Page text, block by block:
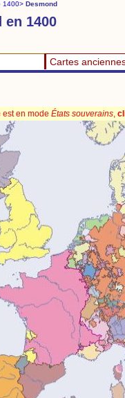
1400> Desmond
en 1400
Cartes
est en mode États souverains,